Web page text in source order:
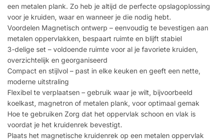
een metalen plank. Zo heb je altijd de perfecte opslagoplossing
voor je kruiden, waar en wanneer je die nodig hebt.
Voordelen Magnetisch ontwerp – eenvoudig te bevestigen aan
metalen oppervlakken, bespaart ruimte en blijft stabiel
3-delige set – voldoende ruimte voor al je favoriete kruiden,
overzichtelijk en georganiseerd
Compact en stijlvol – past in elke keuken en geeft een nette,
moderne uitstraling
Flexibel te verplaatsen – gebruik waar je wilt, bijvoorbeeld
koelkast, magnetron of metalen plank, voor optimaal gemak
Hoe te gebruiken Zorg dat het oppervlak schoon en vlak is
voordat je het kruidenrek bevestigt.
Plaats het magnetische kruidenrek op een metalen oppervlak